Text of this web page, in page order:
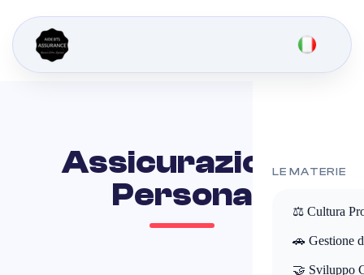
LE MATERIE
⚖️ Cultura
🚗 Gestione
🤝 Sviluppo
Assicurazione
Persona